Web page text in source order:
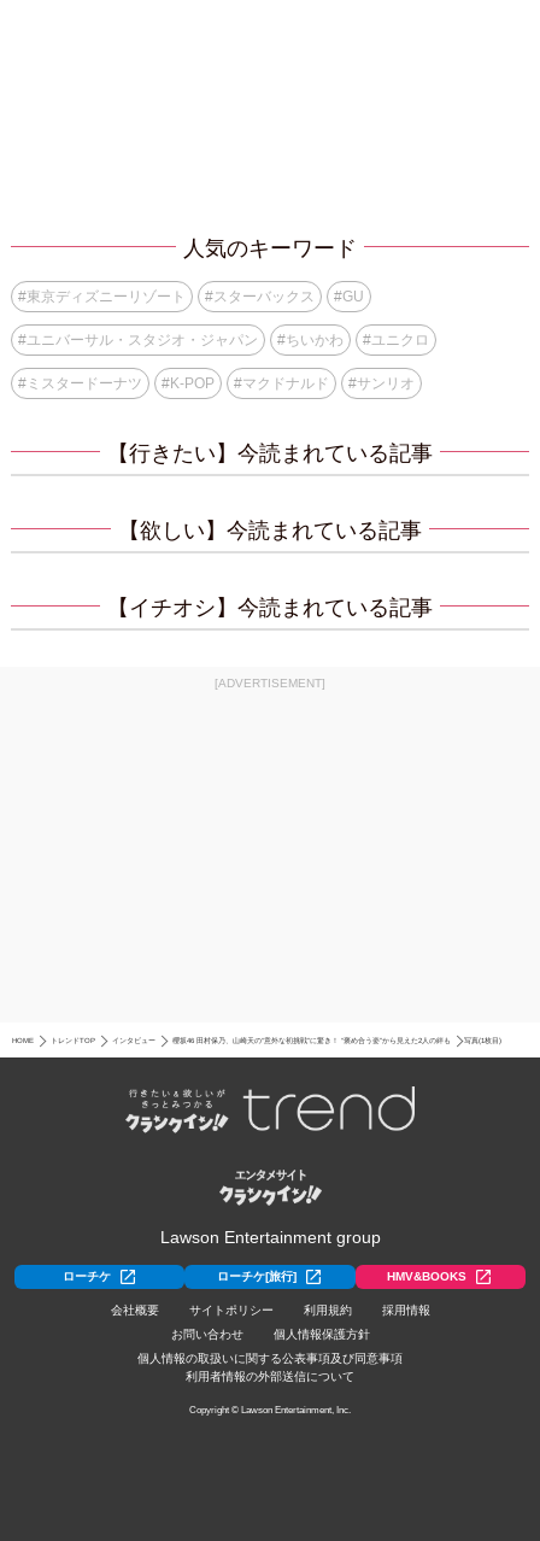
人気のキーワード
#東京ディズニーリゾート #スターバックス #GU
#ユニバーサル・スタジオ・ジャパン #ちいかわ #ユニクロ
#ミスタードーナツ #K-POP #マクドナルド #サンリオ
【行きたい】今読まれている記事
【欲しい】今読まれている記事
【イチオシ】今読まれている記事
[ADVERTISEMENT]
HOME トレンドTOP インタビュー 櫻坂46 田村保乃、山崎天の“意外な初挑戦”に驚き！ “褒め合う姿”から見えた2人の絆も 写真(1枚目)
Lawson Entertainment group
ローチケ ローチケ[旅行] HMV&BOOKS
会社概要 サイトポリシー 利用規約
採用情報
お問い合わせ
個人情報保護方針
個人情報の取扱いに関する公表事項及び同意事項
利用者情報の外部送信について
Copyright © Lawson Entertainment, Inc.